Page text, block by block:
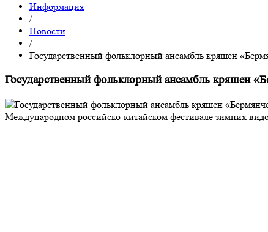
Информация
/
Новости
/
Государственный фольклорный ансамбль кряшен
Государственный фольклорный ансамбль кряшен